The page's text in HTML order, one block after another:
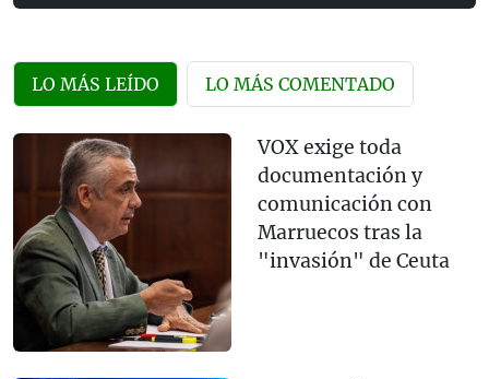
LO MÁS LEÍDO LO MÁS COMENTADO
VOX exige toda
documentación y
comunicación con
Marruecos tras la
"invasión" de Ceuta